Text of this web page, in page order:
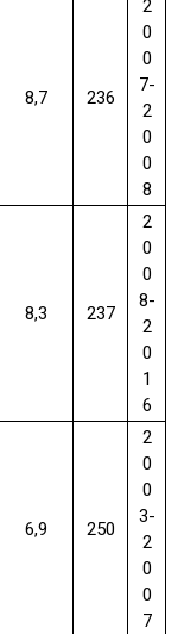
8,7 236
2
0
0
7-
2
0
0
8
8,3 237
2
0
0
8-
2
0
1
6
6,9 250
2
0
0
3-
2
0
0
7